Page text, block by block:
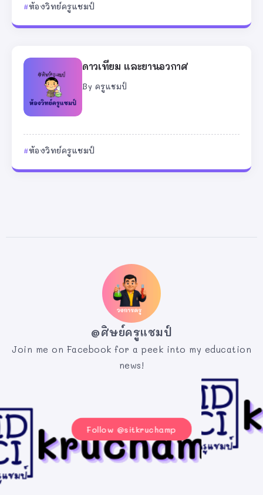
ห้องวิทย์ครูแชมป์
ดาวเทียม และยานอวกาศ
By ครูแชมป์
ห้องวิทย์ครูแชมป์
@ศิษย์ครูแชมป์
Join me on Facebook for a peek into my education
news!
Follow @sitkruchamp